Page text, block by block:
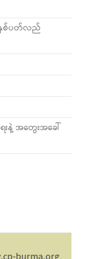
စ်ပတ်လည်
းနဲ့ အတွေးအခေါ်